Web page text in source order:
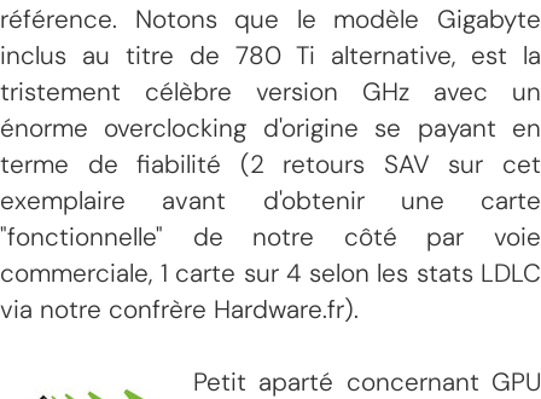
référence. Notons que le modèle Gigabyte
inclus au titre de 780 Ti alternative, est la
tristement célèbre version GHz avec un
énorme overclocking d'origine se payant en
terme de fiabilité (2 retours SAV sur cet
exemplaire avant d'obtenir une carte
"fonctionnelle" de notre côté par voie
commerciale, 1 carte sur 4 selon les stats LDLC
via notre confrère Hardware.fr).
Petit aparté concernant GPU